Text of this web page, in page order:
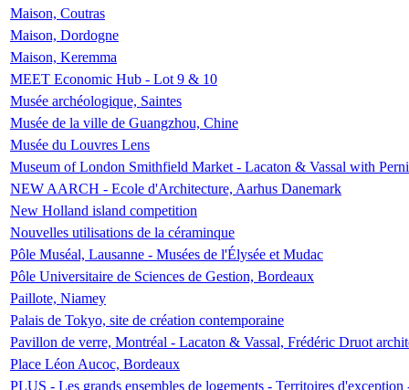
Maison, Coutras
Maison, Dordogne
Maison, Keremma
MEET Economic Hub - Lot 9 & 10
Musée archéologique, Saintes
Musée de la ville de Guangzhou, Chine
Musée du Louvres Lens
Museum of London Smithfield Market - Lacaton & Vassal with
NEW AARCH - Ecole d'Architecture, Aarhus Danemark
New Holland island competition
Nouvelles utilisations de la céraminque
Pôle Muséal, Lausanne - Musées de l'Élysée et Mudac
Pôle Universitaire de Sciences de Gestion, Bordeaux
Paillote, Niamey
Palais de Tokyo, site de création contemporaine
Pavillon de verre, Montréal - Lacaton & Vassal, Frédéric Druot
Place Léon Aucoc, Bordeaux
PLUS - Les grands ensembles de logements - Territoires